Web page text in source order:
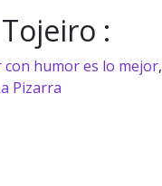
:
humor es lo mejor,
Pizarra